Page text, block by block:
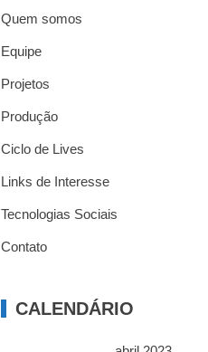
Quem somos
Equipe
Projetos
Produção
Ciclo de Lives
Links de Interesse
Tecnologias Sociais
Contato
CALENDÁRIO